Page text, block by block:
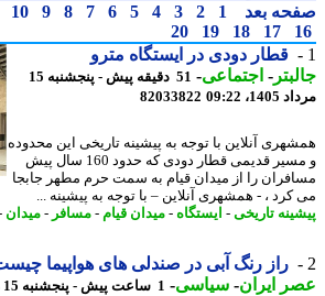
بعد
1
2
3
4
5
6
7
8
9
10
11
17
18
19
20
قطار دودی در ایستگاه مترو
-اجتماعی-
51 دقیقه پیش - پنجشنبه 15
09:22
82033822
آنلاین با توجه به پیشینه تاریخی این محدوده
و مسیر قدیمی قطار دودی که حدود 160 سال پیش
را از میدان قیام به سمت حرم مطهر جابجا
، - همشهری آنلاین – با توجه به پیشینه ...
تاریخی -ایستگاه-میدان قیام -مسافر-میدان-
راز رنگ آبی در صندلی های هواپیما چیست؟
ایران- سیاسی-1 ساعت پیش - پنجشنبه 15 مرداد 1405، 09:15